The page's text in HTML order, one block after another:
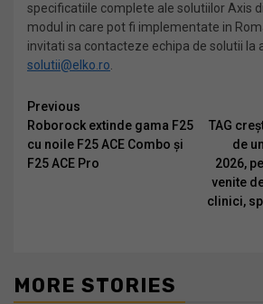
specificatiile complete ale solutiilor Axis
modul in care pot fi implementate in
invitati sa contacteze echipa de solutii la
solutii@elko.ro
Continue
Reading
Previous
Roborock extinde gama F25
cu noile F25 ACE Combo și
F25 ACE Pro
TAG
de
2026,
venite
clinici,
MORE STORIES